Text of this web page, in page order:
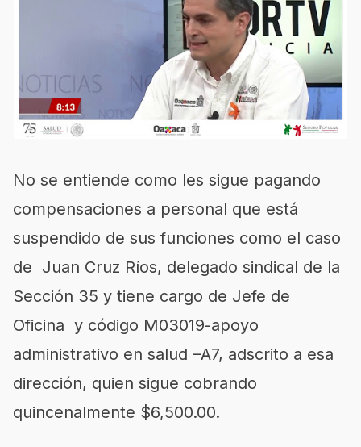
No se entiende como les sigue pagando
compensaciones a personal que está
suspendido de sus funciones como el caso
de Juan Cruz Ríos, delegado sindical de la
Sección 35 y tiene cargo de Jefe de
Oficina y código M03019-apoyo
administrativo en salud –A7, adscrito a esa
dirección, quien sigue cobrando
quincenalmente $6,500.00.